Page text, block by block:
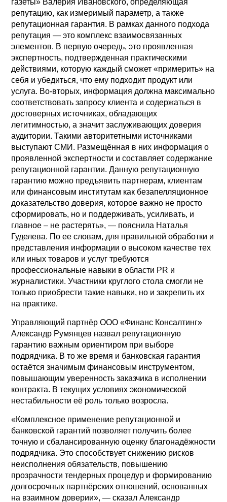
репутацию, как измеримый параметр, а также
репутационная гарантия. В рамках данного подхода
репутация — это комплекс взаимосвязанных
элементов. В первую очередь, это проявленная
экспертность, подтвержденная практическими
действиями, которую каждый сможет «примерить» на
себя и убедиться, что ему подходит продукт или
услуга. Во-вторых, информация должна максимально
соответствовать запросу клиента и содержаться в
достоверных источниках, обладающих
легитимностью, а значит заслуживающих доверия
аудитории. Такими авторитетными источниками
выступают СМИ. Размещённая в них информация о
проявленной экспертности и составляет содержание
репутационной гарантии. Данную репутационную
гарантию можно предъявить партнерам, клиентам
или финансовым институтам как безапелляционное
доказательство доверия, которое важно не просто
сформировать, но и поддерживать, усиливать, и
главное – не растерять», — пояснила Наталья
Гуделева. По ее словам, для правильной обработки и
представления информации о высоком качестве тех
или иных товаров и услуг требуются
профессиональные навыки в области PR и
журналистики. Участники круглого стола смогли не
только приобрести такие навыки, но и закрепить их
на практике.
Управляющий партнёр ООО «Финанс Консалтинг»
Александр Румянцев назвал репутационную
гарантию важным ориентиром при выборе
подрядчика. В то же время и банковская гарантия
остаётся значимым финансовым инструментом,
повышающим уверенность заказчика в исполнении
контракта. В текущих условиях экономической
нестабильности её роль только возросла.
«Комплексное применение репутационной и
банковской гарантий позволяет получить более
точную и сбалансированную оценку благонадёжности
подрядчика. Это способствует снижению рисков
неисполнения обязательств, повышению
прозрачности тендерных процедур и формированию
долгосрочных партнёрских отношений, основанных
на взаимном доверии», — сказал Александр